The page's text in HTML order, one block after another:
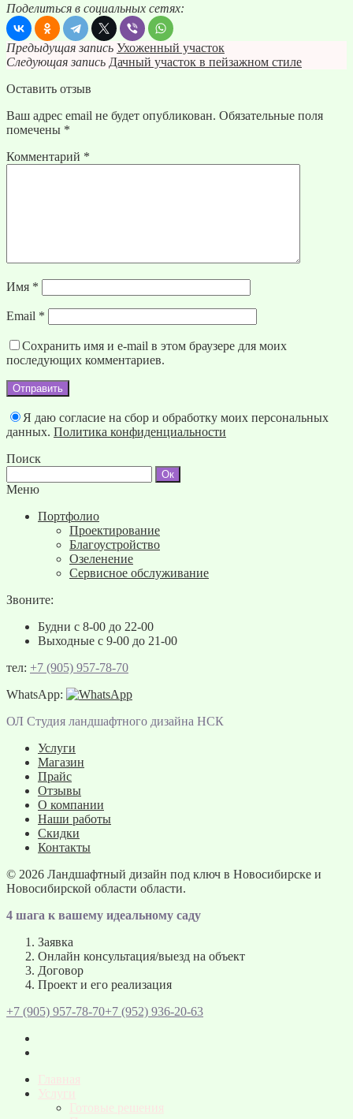
Поделиться в социальных сетях:
Предыдущая запись Ухоженный участок
Следующая запись Дачный участок в пейзажном стиле
Оставить отзыв
Ваш адрес email не будет опубликован. Обязательные поля
помечены *
Комментарий *
Имя *
Email *
Сохранить имя и e-mail в этом браузере для моих
последующих комментариев.
Отправить
Я даю согласие на сбор и обработку моих персональных
данных. Политика конфиденциальности
Поиск
Меню
Портфолио
Проектирование
Благоустройство
Озеленение
Сервисное обслуживание
Звоните:
Будни с 8-00 до 22-00
Выходные с 9-00 до 21-00
тел: +7 (905) 957-78-70
WhatsApp:
ОЛ Студия ландшафтного дизайна НСК
Услуги
Магазин
Прайс
Отзывы
О компании
Наши работы
Скидки
Контакты
© 2026 Ландшафтный дизайн под ключ в Новосибирске и
Новосибирской области области.
4 шага к вашему идеальному саду
Заявка
Онлайн консультация/выезд на объект
Договор
Проект и его реализация
+7 (905) 957-78-70+7 (952) 936-20-63
Главная
Услуги
Готовые решения